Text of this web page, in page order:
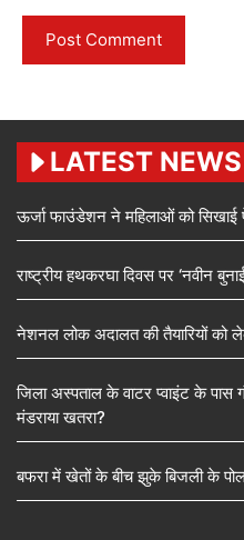
LATEST NEWS
ऊर्जा फाउंडेशन ने महिलाओं को सिखाई
राष्ट्रीय हथकरघा दिवस पर ‘नवीन
नेशनल लोक अदालत की तैयारियों को
जिला अस्पताल के वाटर प्वाइंट के पास
मंडराया खतरा?
बफरा में खेतों के बीच झुके बिजली के